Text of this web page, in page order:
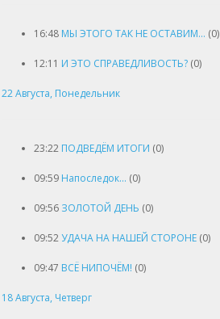
16:48 МЫ ЭТОГО ТАК НЕ ОСТАВИМ… (0)
12:11 И ЭТО СПРАВЕДЛИВОСТЬ? (0)
22 Августа, Понедельник
23:22 ПОДВЕДЁМ ИТОГИ (0)
09:59 Напоследок... (0)
09:56 ЗОЛОТОЙ ДЕНЬ (0)
09:52УДАЧА НА НАШЕЙ СТОРОНЕ (0)
09:47 ВСЁ НИПОЧЁМ! (0)
18 Августа, Четверг